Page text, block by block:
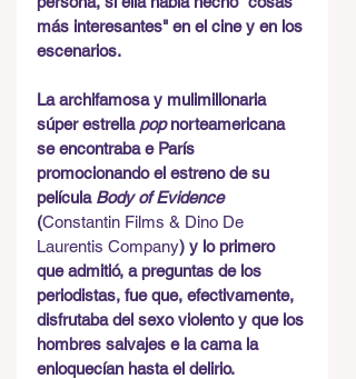
más interesantes" en el cine y en los
escenarios.
La archifamosa y mulimillonaria
súper estrella pop norteamericana
se encontraba e París
promocionando el estreno de su
película Body of Evidence
(Constantin Films & Dino De
Laurentis Company) y lo primero
que admitió, a preguntas de los
periodistas, fue que, efectivamente,
disfrutaba del sexo violento y que los
hombres salvajes e la cama la
enloquecían hasta el delirio.